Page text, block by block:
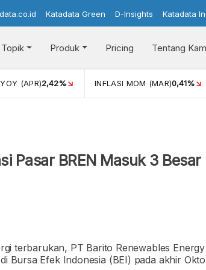
Katadata Green D-Insights Katadata
Produk Pricing Tentang
(APR)2,42% INFLASI MOM (MAR)0,41%
Pasar BREN Masuk 3 Besar
terbarukan, PT Barito Renewables
Bursa Efek Indonesia (BEI) pada akhir